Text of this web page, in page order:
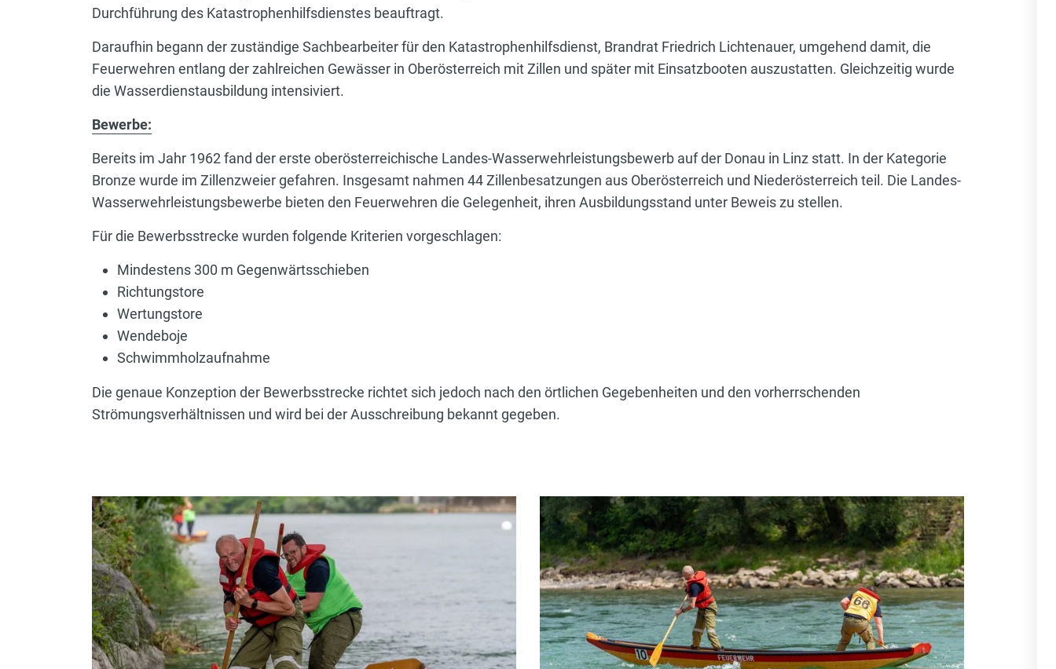
Durchführung des Katastrophenhilfsdienstes beauftragt.
Daraufhin begann der zuständige Sachbearbeiter für den Katastrophenhilfsdienst, Brandrat Friedrich Lichtenauer, umgehend damit, die
Feuerwehren entlang der zahlreichen Gewässer in Oberösterreich mit Zillen und später mit Einsatzbooten auszustatten. Gleichzeitig wurde
die Wasserdienstausbildung intensiviert.
Bewerbe:
Bereits im Jahr 1962 fand der erste oberösterreichische Landes-Wasserwehrleistungsbewerb auf der Donau in Linz statt. In der Kategorie
Bronze wurde im Zillenzweier gefahren. Insgesamt nahmen 44 Zillenbesatzungen aus Oberösterreich und Niederösterreich teil. Die Landes-
Wasserwehrleistungsbewerbe bieten den Feuerwehren die Gelegenheit, ihren Ausbildungsstand unter Beweis zu stellen.
Für die Bewerbsstrecke wurden folgende Kriterien vorgeschlagen:
Mindestens 300 m Gegenwärtsschieben
Richtungstore
Wertungstore
Wendeboje
Schwimmholzaufnahme
Die genaue Konzeption der Bewerbsstrecke richtet sich jedoch nach den örtlichen Gegebenheiten und den vorherrschenden
Strömungsverhältnissen und wird bei der Ausschreibung bekannt gegeben.